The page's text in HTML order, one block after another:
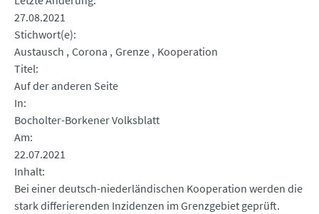
27.08.2021
Stichwort(e)
Austausch Corona Grenze Kooperation
Titel
Auf der anderen Seite
In
Bocholter-Borkener Volksblatt
Am
22.07.2021
Inhalt
Bei einer deutsch-niederländischen Kooperation werden die
stark differierenden Inzidenzen im Grenzgebiet geprüft.